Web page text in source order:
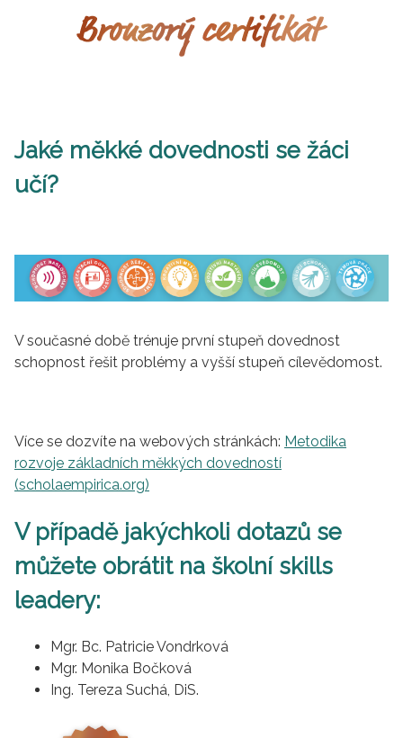
Jaké měkké dovednosti se žáci
učí?
V současné době trénuje první stupeň dovednost
schopnost řešit problémy a vyšší stupeň cílevědomost.
Více se dozvíte na webových stránkách: Metodika
rozvoje základních měkkých dovedností
(scholaempirica.org)
V případě jakýchkoli dotazů se
můžete obrátit na školní skills
leadery:
Mgr. Bc. Patricie Vondrková
Mgr. Monika Bočková
Ing. Tereza Suchá, DiS.